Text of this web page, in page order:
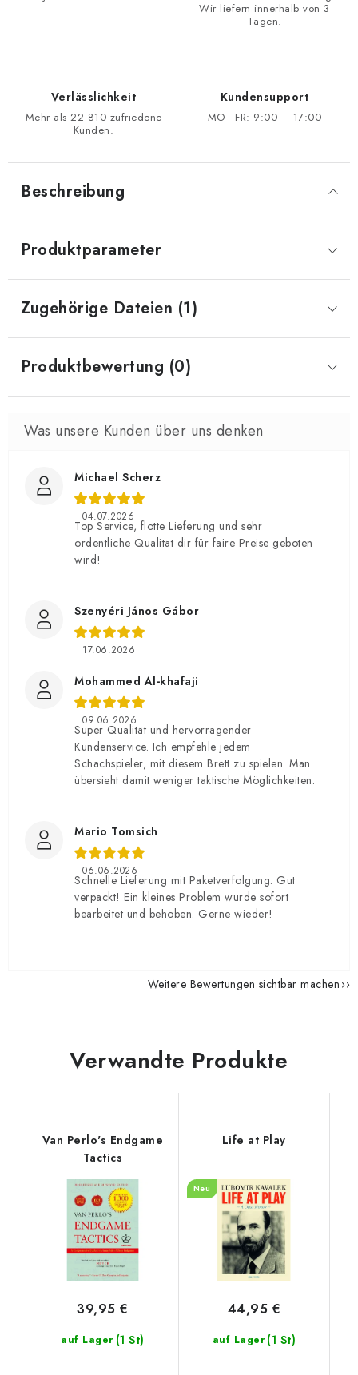
Wir liefern innerhalb von 3
Tagen.
Verlässlichkeit
Mehr als 22 810 zufriedene
Kunden.
Kundensupport
MO - FR: 9:00 – 17:00
Beschreibung
Produktparameter
Zugehörige Dateien (1)
Produktbewertung (0)
Michael Scherz
04.07.2026
Top Service, flotte Lieferung und sehr
ordentliche Qualität dir für faire Preise geboten
wird!
Szenyéri János Gábor
17.06.2026
Mohammed Al-khafaji
09.06.2026
Super Qualität und hervorragender
Kundenservice. Ich empfehle jedem
Schachspieler, mit diesem Brett zu spielen. Man
übersieht damit weniger taktische Möglichkeiten.
Mario Tomsich
06.06.2026
Schnelle Lieferung mit Paketverfolgung. Gut
verpackt! Ein kleines Problem wurde sofort
bearbeitet und behoben. Gerne wieder!
Weitere Bewertungen sichtbar machen
Verwandte Produkte
Van Perlo's Endgame
Tactics
auf Lager (1 St)
39,95 €
Life at Play
Neu
auf Lager (1 St)
44,95 €